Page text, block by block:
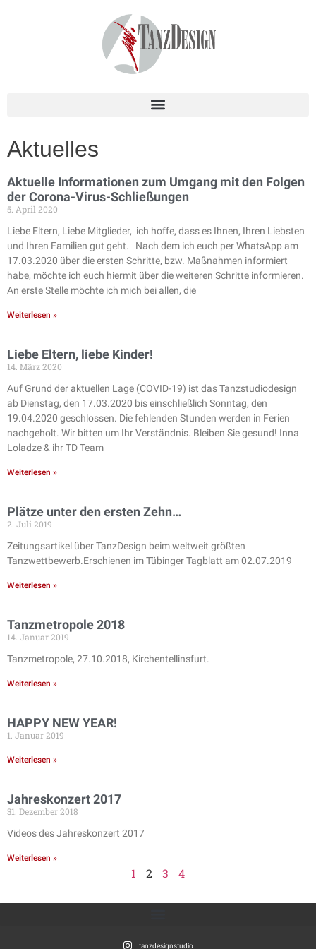
Aktuelles
Aktuelle Informationen zum Umgang mit den Folgen
der Corona-Virus-Schließungen
5. April 2020
Liebe Eltern, Liebe Mitglieder, ich hoffe, dass es Ihnen, Ihren Liebsten
und Ihren Familien gut geht. Nach dem ich euch per WhatsApp am
17.03.2020 über die ersten Schritte, bzw. Maßnahmen informiert
habe, möchte ich euch hiermit über die weiteren Schritte informieren.
An erste Stelle möchte ich mich bei allen, die
Weiterlesen »
Liebe Eltern, liebe Kinder!
14. März 2020
Auf Grund der aktuellen Lage (COVID-19) ist das Tanzstudiodesign
ab Dienstag, den 17.03.2020 bis einschließlich Sonntag, den
19.04.2020 geschlossen. Die fehlenden Stunden werden in Ferien
nachgeholt. Wir bitten um Ihr Verständnis. Bleiben Sie gesund! Inna
Loladze & ihr TD Team
Weiterlesen »
Plätze unter den ersten Zehn…
2. Juli 2019
Zeitungsartikel über TanzDesign beim weltweit größten
Tanzwettbewerb.Erschienen im Tübinger Tagblatt am 02.07.2019
Weiterlesen »
Tanzmetropole 2018
14. Januar 2019
Tanzmetropole, 27.10.2018, Kirchentellinsfurt.
Weiterlesen »
HAPPY NEW YEAR!
1. Januar 2019
Weiterlesen »
Jahreskonzert 2017
31. Dezember 2018
Videos des Jahreskonzert 2017
Weiterlesen »
1 2 3 4
tanzdesignstudio